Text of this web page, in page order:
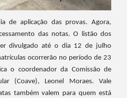
de aplicação das provas. Agora,
das notas. O listão dos
divulgado até o dia 12 de julho
ocorrerão no período de 23
o coordenador da Comissão de
(Coave), Leonel Moraes. Vale
também valem para quem está